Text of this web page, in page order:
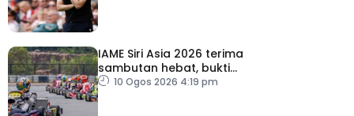
IAME Siri Asia 2026 terima
sambutan hebat, bukti
Malaysia bertaraf dunia
10 Ogos 2026 4:19 pm